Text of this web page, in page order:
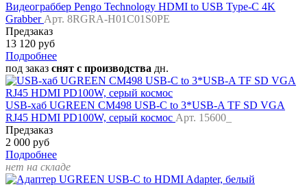
Видеограббер Pengo Technology HDMI to USB Type-C 4K
GrabberАрт. 8RGRA-H01C01S0PE
Предзаказ
13 120 руб
Подробнее
под заказ снят с производства дн.
USB-хаб UGREEN CM498 USB-C to 3*USB-A TF SD VGA
RJ45 HDMI PD100W, серый космос Арт. 15600_
Предзаказ
2 000 руб
Подробнее
нет на складе